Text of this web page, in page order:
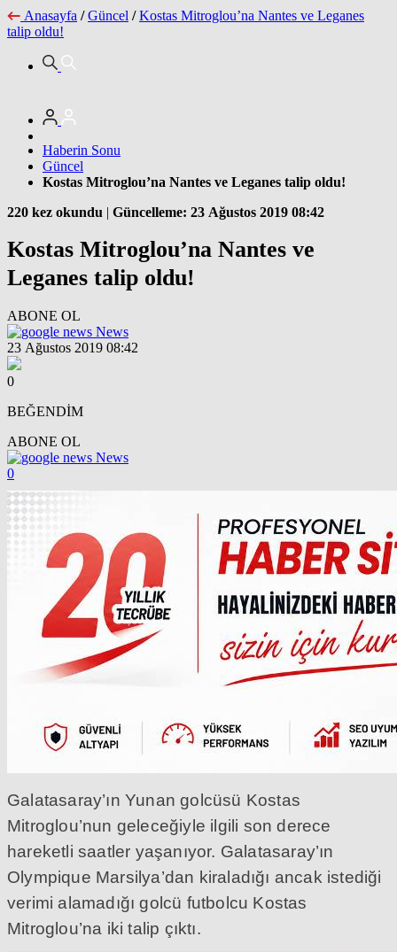
Anasayfa / Güncel / Kostas Mitroglou’na Nantes ve Leganes
talip oldu!
Haberin Sonu
Güncel
Kostas Mitroglou’na Nantes ve Leganes talip oldu!
220 kez okundu | Güncelleme: 23 Ağustos 2019 08:42
Kostas Mitroglou’na Nantes ve
Leganes talip oldu!
ABONE OL
News
23 Ağustos 2019 08:42
0
BEĞENDİM
ABONE OL
News
0
Galatasaray’ın Yunan golcüsü Kostas
Mitroglou’nun geleceğiyle ilgili son derece
hareketli saatler yaşanıyor. Galatasaray’ın
Olympique Marsilya’dan kiraladığı ancak istediği
verimi alamadığı golcü futbolcu Kostas
Mitroglou’na iki talip çıktı.